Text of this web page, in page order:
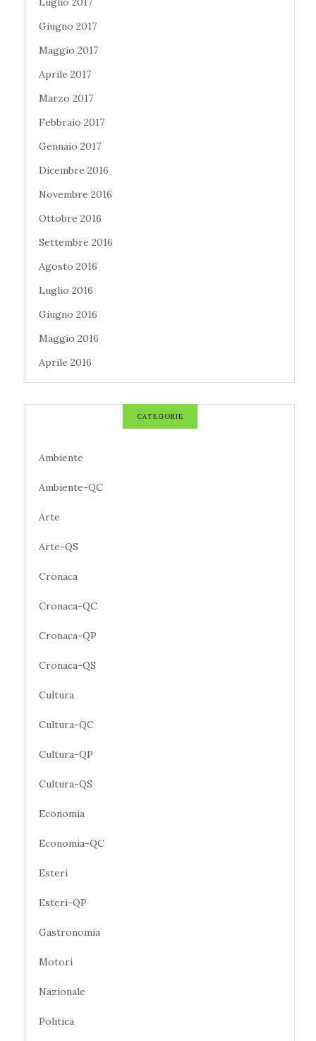
Giugno 2017
Maggio 2017
Aprile 2017
Marzo 2017
Febbraio 2017
Gennaio 2017
Dicembre 2016
Novembre 2016
Ottobre 2016
Settembre 2016
Agosto 2016
Luglio 2016
Giugno 2016
Maggio 2016
Aprile 2016
CATEGORIE
Ambiente
Ambiente-QC
Arte
Arte-QS
Cronaca
Cronaca-QC
Cronaca-QP
Cronaca-QS
Cultura
Cultura-QC
Cultura-QP
Cultura-QS
Economia
Economia-QC
Esteri
Esteri-QP
Gastronomia
Motori
Nazionale
Politica